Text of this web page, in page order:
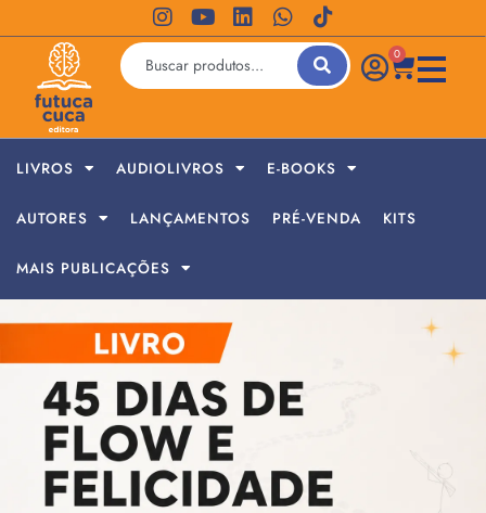
0
LIVROS AUDIOLIVROS E-BOOKS
AUTORES LANÇAMENTOS PRÉ-VENDA KITS
MAIS PUBLICAÇÕES